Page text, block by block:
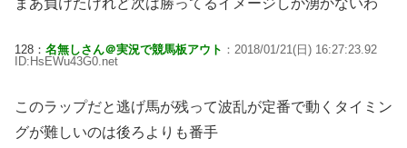
まあ負けたけれど次は勝ってるイメージしか湧かないわ
128： 名無しさん＠実況で競馬板アウト ：2018/01/21(日) 16:27:23.92
ID:HsEWu43G0.net
このラップだと逃げ馬が残って波乱が定番で動くタイミン
グが難しいのは後ろよりも番手